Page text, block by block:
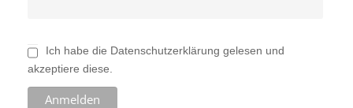
Ich habe die Datenschutzerklärung gelesen und
akzeptiere diese.